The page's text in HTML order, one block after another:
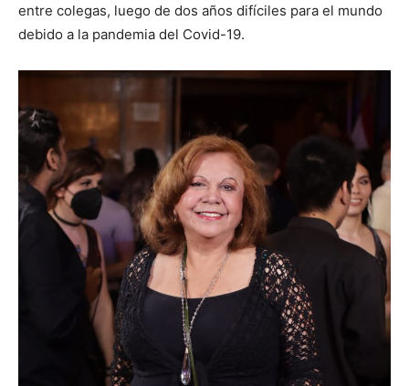
entre colegas, luego de dos años difíciles para el mundo
debido a la pandemia del Covid-19.